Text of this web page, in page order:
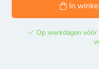
In
Op werkdagen